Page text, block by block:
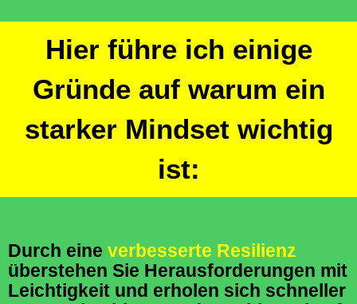
Hier führe ich einige
Gründe auf warum ein
starker Mindset wichtig
ist:
Durch eine verbesserte Resilienz
überstehen Sie Herausforderungen mit
Leichtigkeit und erholen sich schneller